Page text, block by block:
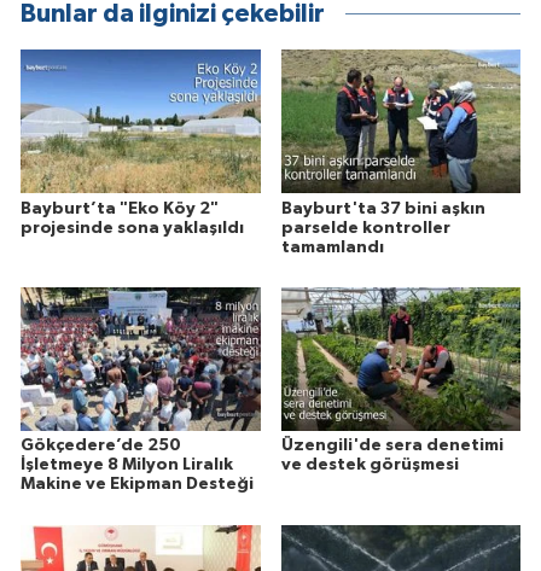
Bunlar da ilginizi çekebilir
Bayburt’ta "Eko Köy 2"
projesinde sona yaklaşıldı
Bayburt'ta 37 bini aşkın
parselde kontroller
tamamlandı
Gökçedere’de 250
İşletmeye 8 Milyon Liralık
Makine ve Ekipman Desteği
Üzengili'de sera denetimi
ve destek görüşmesi